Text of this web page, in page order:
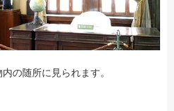
の随所に見られます。